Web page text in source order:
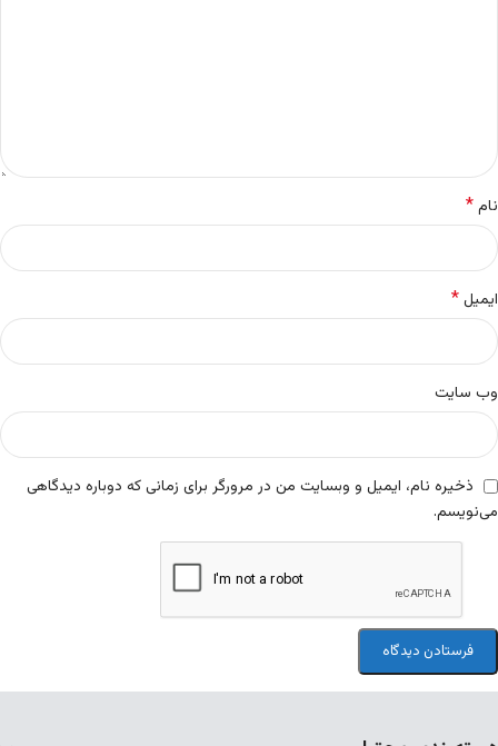
نام*
ایمیل*
وب‌ سایت
ذخیره نام، ایمیل و وبسایت من در مرورگر برای زمانی که دوباره دیدگاهی
می‌نویسم.